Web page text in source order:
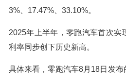
3%、17.47%、33.10%。
2025年上半年，零跑汽车首次实
利率同步创下历史新高。
具体来看，零跑汽车8月18日发